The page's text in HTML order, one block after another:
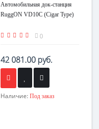
Автомобильная док-станция
RuggON VD10C (Cigar Type)
0
42 081.00 руб.
Наличие: Под заказ